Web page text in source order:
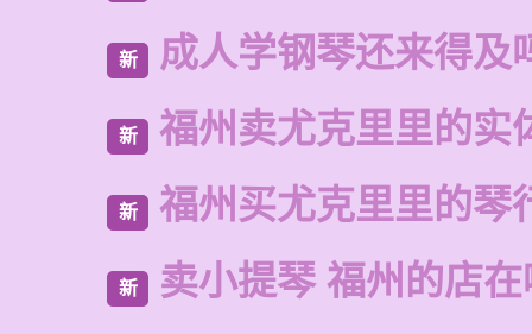
新 成人学钢琴还来得及
新 福州卖尤克里里的实
新 福州买尤克里里的琴
新 卖小提琴 福州的店